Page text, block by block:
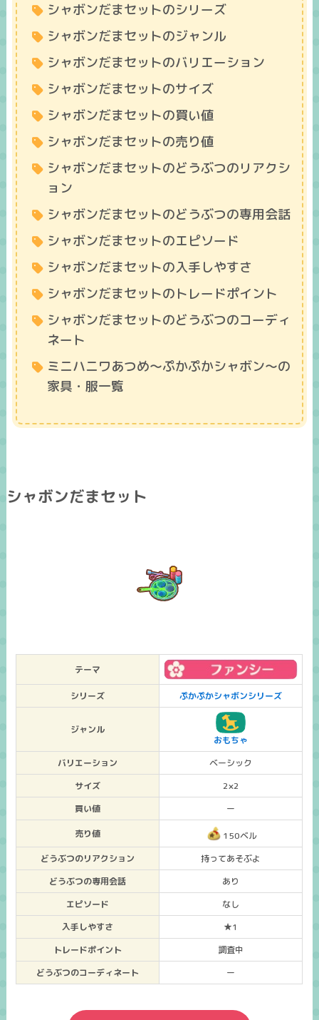
シャボンだまセットのシリーズ
シャボンだまセットのジャンル
シャボンだまセットのバリエーション
シャボンだまセットのサイズ
シャボンだまセットの買い値
シャボンだまセットの売り値
シャボンだまセットのどうぶつのリアクシ
ョン
シャボンだまセットのどうぶつの専用会話
シャボンだまセットのエピソード
シャボンだまセットの入手しやすさ
シャボンだまセットのトレードポイント
シャボンだまセットのどうぶつのコーディ
ネート
ミニハニワあつめ～ぷかぷかシャボン～の
家具・服一覧
シャボンだまセット
テーマ
シリーズ ぷかぷかシャボンシリーズ
ジャンル
おもちゃ
バリエーション
ベーシック
サイズ
2×2
買い値
ー
売り値
150ベル
どうぶつのリアクション
持ってあそぶよ
どうぶつの専用会話
あり
エピソード
なし
入手しやすさ
★1
トレードポイント
調査中
どうぶつのコーディネート
ー